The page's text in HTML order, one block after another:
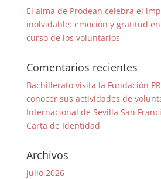
El alma de Prodean celebra el
inolvidable: emoción y gratitud
curso de los voluntarios
Comentarios recientes
Bachillerato visita la Fundación
conocer sus actividades de
Internacional de Sevilla San
Carta de Identidad
Archivos
julio 2026